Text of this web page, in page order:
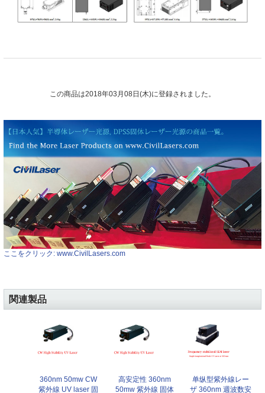
この商品は2018年03月08日(木)に登録されました。
ここをクリック: www.CivilLasers.com
関連製品
360nm 50mw CW
紫外線 UV laser 固
高安定性 360nm
50mw 紫外線 固体
单纵型紫外線レー
ザ 360nm 週波数安